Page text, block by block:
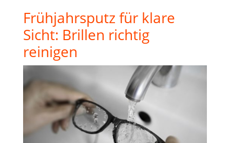
Frühjahrsputz für klare
Sicht: Brillen richtig
reinigen